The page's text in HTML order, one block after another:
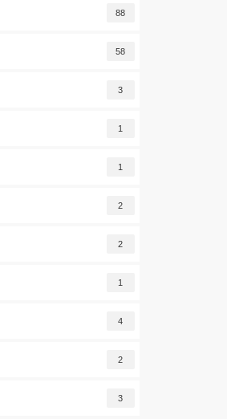
88
58
3
1
1
2
2
1
4
2
3